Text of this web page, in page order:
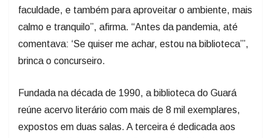
faculdade, e também para aproveitar o ambiente, mais
calmo e tranquilo”, afirma. “Antes da pandemia, até
comentava: ‘Se quiser me achar, estou na biblioteca’”,
brinca o concurseiro.
Fundada na década de 1990, a biblioteca do Guará
reúne acervo literário com mais de 8 mil exemplares,
expostos em duas salas. A terceira é dedicada aos